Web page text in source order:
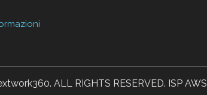
ALL RIGHTS RESERVED. ISP AWS